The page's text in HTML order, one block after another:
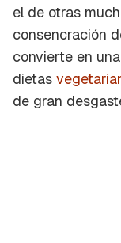
el de otras
consencración
convierte en
dietas
de gran